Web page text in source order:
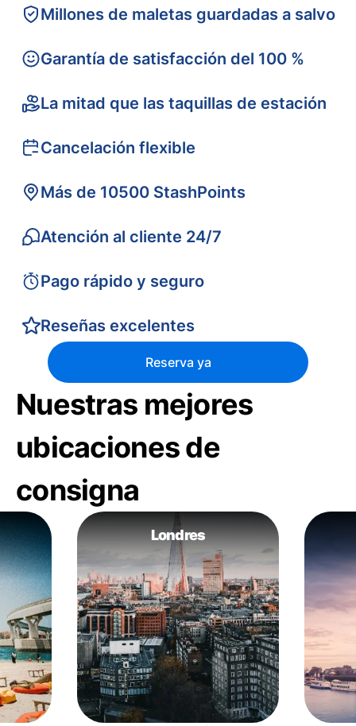
Millones de maletas guardadas a salvo
Garantía de satisfacción del 100 %
La mitad que las taquillas de estación
Cancelación flexible
Más de 10500 StashPoints
Atención al cliente 24/7
Pago rápido y seguro
Reseñas excelentes
Reserva ya
Nuestras mejores
ubicaciones de
consigna
Londres